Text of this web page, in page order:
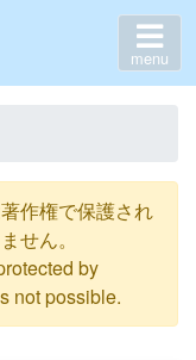
menu
作権で保護され
せん。
by
not possible.